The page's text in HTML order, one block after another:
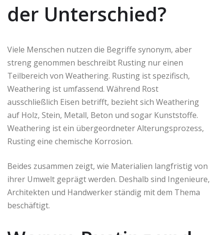
der Unterschied?
Viele Menschen nutzen die Begriffe synonym, aber
streng genommen beschreibt Rusting nur einen
Teilbereich von Weathering. Rusting ist spezifisch,
Weathering ist umfassend. Während Rost
ausschließlich Eisen betrifft, bezieht sich Weathering
auf Holz, Stein, Metall, Beton und sogar Kunststoffe.
Weathering ist ein übergeordneter Alterungsprozess,
Rusting eine chemische Korrosion.
Beides zusammen zeigt, wie Materialien langfristig von
ihrer Umwelt geprägt werden. Deshalb sind Ingenieure,
Architekten und Handwerker ständig mit dem Thema
beschäftigt.